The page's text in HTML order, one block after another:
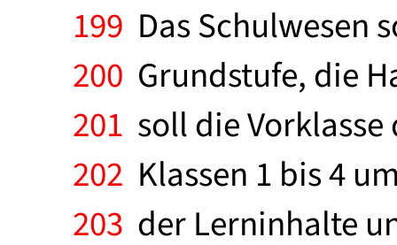
199 Das Schulwesen
200 Grundstufe, die
201 soll die
202 Klassen 1 bis 4
203 der Lerninhalte